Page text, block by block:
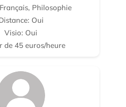
Philosophie
Oui
Visio: Oui
de 45 euros/heure